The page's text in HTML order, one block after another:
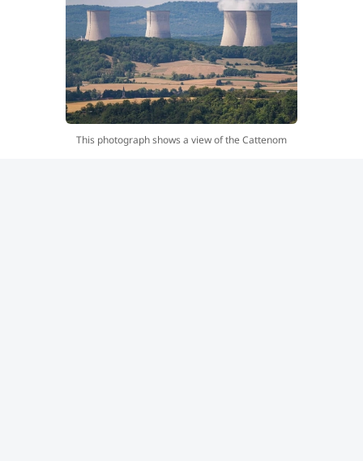
This photograph shows a view of the Cattenom
nuclear power plant of Cattenom from Contz-les-